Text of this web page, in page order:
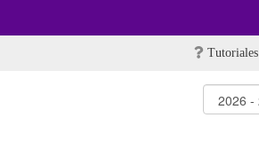
Tutoriales